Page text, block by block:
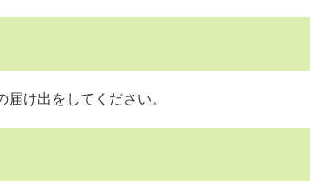
け出をしてください。